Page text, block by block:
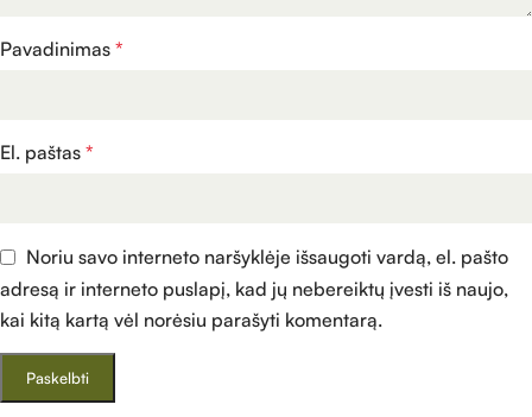
Pavadinimas *
El. paštas *
Noriu savo interneto naršyklėje išsaugoti vardą, el. pašto
adresą ir interneto puslapį, kad jų nebereiktų įvesti iš naujo,
kai kitą kartą vėl norėsiu parašyti komentarą.